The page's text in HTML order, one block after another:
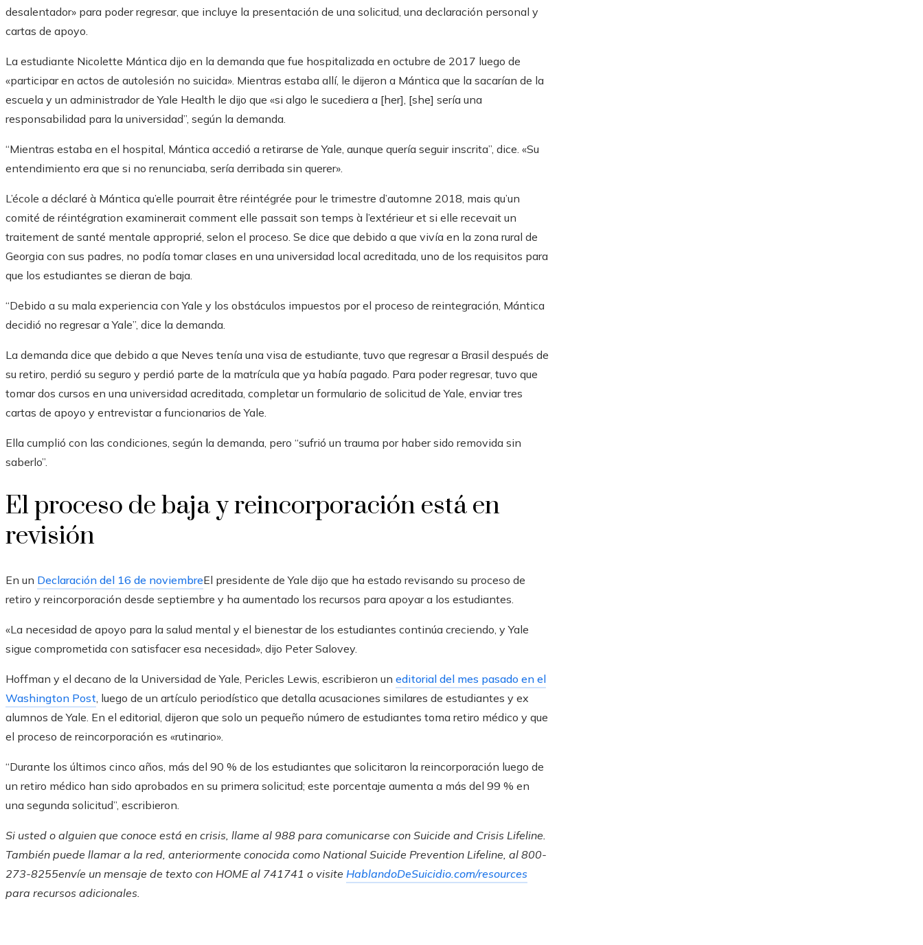
desalentador» para poder regresar, que incluye la presentación de una solicitud, una declaración personal y
cartas de apoyo.
La estudiante Nicolette Mántica dijo en la demanda que fue hospitalizada en octubre de 2017 luego de
«participar en actos de autolesión no suicida». Mientras estaba allí, le dijeron a Mántica que la sacarían de la
escuela y un administrador de Yale Health le dijo que «si algo le sucediera a [her], [she] sería una
responsabilidad para la universidad”, según la demanda.
“Mientras estaba en el hospital, Mántica accedió a retirarse de Yale, aunque quería seguir inscrita”, dice. «Su
entendimiento era que si no renunciaba, sería derribada sin querer».
L’école a déclaré à Mántica qu’elle pourrait être réintégrée pour le trimestre d’automne 2018, mais qu’un
comité de réintégration examinerait comment elle passait son temps à l’extérieur et si elle recevait un
traitement de santé mentale approprié, selon el proceso. Se dice que debido a que vivía en la zona rural de
Georgia con sus padres, no podía tomar clases en una universidad local acreditada, uno de los requisitos para
que los estudiantes se dieran de baja.
“Debido a su mala experiencia con Yale y los obstáculos impuestos por el proceso de reintegración, Mántica
decidió no regresar a Yale”, dice la demanda.
La demanda dice que debido a que Neves tenía una visa de estudiante, tuvo que regresar a Brasil después de
su retiro, perdió su seguro y perdió parte de la matrícula que ya había pagado. Para poder regresar, tuvo que
tomar dos cursos en una universidad acreditada, completar un formulario de solicitud de Yale, enviar tres
cartas de apoyo y entrevistar a funcionarios de Yale.
Ella cumplió con las condiciones, según la demanda, pero “sufrió un trauma por haber sido removida sin
saberlo”.
El proceso de baja y reincorporación está en
revisión
En un Declaración del 16 de noviembreEl presidente de Yale dijo que ha estado revisando su proceso de
retiro y reincorporación desde septiembre y ha aumentado los recursos para apoyar a los estudiantes.
«La necesidad de apoyo para la salud mental y el bienestar de los estudiantes continúa creciendo, y Yale
sigue comprometida con satisfacer esa necesidad», dijo Peter Salovey.
Hoffman y el decano de la Universidad de Yale, Pericles Lewis, escribieron un editorial del mes pasado en el
Washington Post, luego de un artículo periodístico que detalla acusaciones similares de estudiantes y ex
alumnos de Yale. En el editorial, dijeron que solo un pequeño número de estudiantes toma retiro médico y que
el proceso de reincorporación es «rutinario».
“Durante los últimos cinco años, más del 90 % de los estudiantes que solicitaron la reincorporación luego de
un retiro médico han sido aprobados en su primera solicitud; este porcentaje aumenta a más del 99 % en
una segunda solicitud”, escribieron.
Si usted o alguien que conoce está en crisis, llame al 988 para comunicarse con Suicide and Crisis Lifeline.
También puede llamar a la red, anteriormente conocida como National Suicide Prevention Lifeline, al 800-
273-8255envíe un mensaje de texto con HOME al 741741 o visite HablandoDeSuicidio.com/resources
para recursos adicionales.